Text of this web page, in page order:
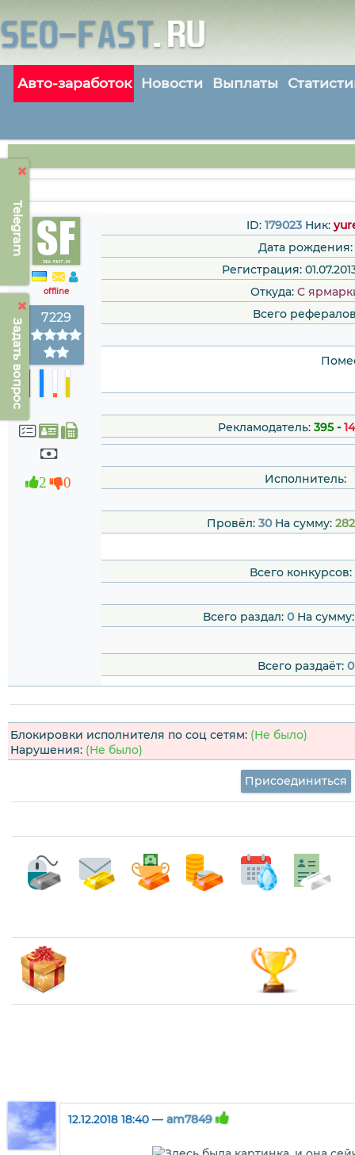
Telegram
Задать вопрос
Авто-заработок Новости Выплаты
offline
7229
2 0
ID: 179023 Ник:
Дата рождения:
Регистрация:
Откуда: C
Всего
Рекламодатель: 395 -14
Исполнитель:
Провёл: 30На сумму:
Всего конкурсов:
Всего раздал: 0На
Всего раздаёт: 0
Блокировки исполнителя по соц сетям: (Не было)
Нарушения: (Не было)
Присоединиться
12.12.2018 18:40 — am7849